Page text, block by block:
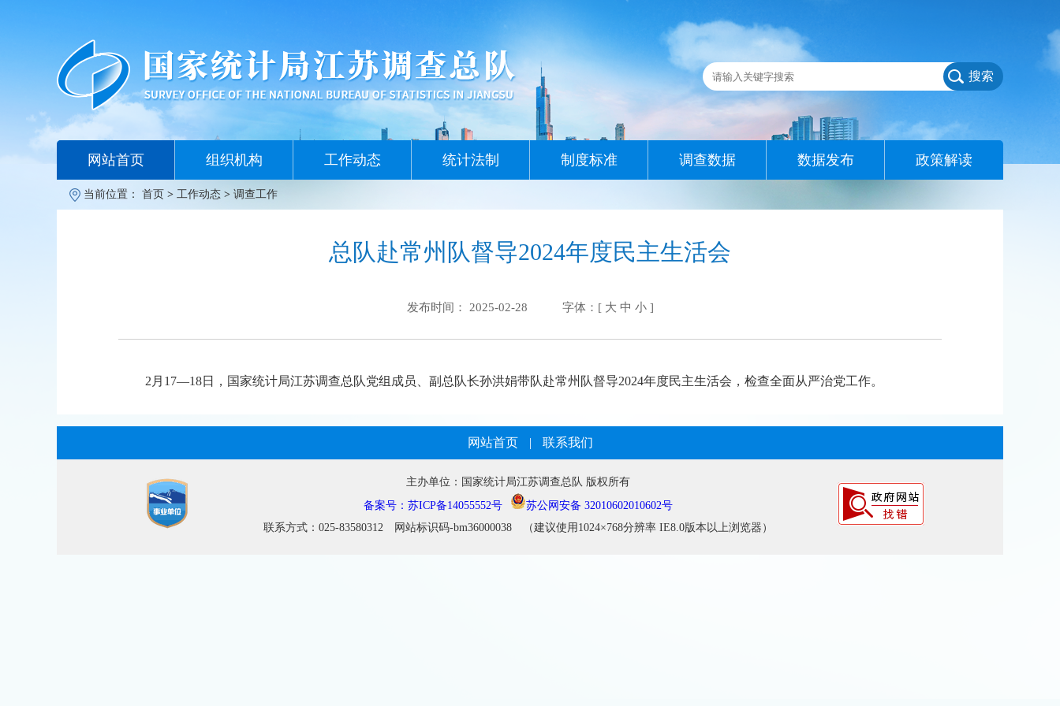
搜索
网站首页 组织机构 工作动态 统计法制 制度标准 调查数据 数据发布 政策解读
当前位置： 首页 > 工作动态 > 调查工作
总队赴常州队督导2024年度民主生活会
发布时间： 2025-02-28 字体：[ 大 中 小]
2月17—18日，国家统计局江苏调查总队党组成员、副总队长孙洪娟带队赴常州队督导2024年度民主生活会，检查全面从严治党工作。